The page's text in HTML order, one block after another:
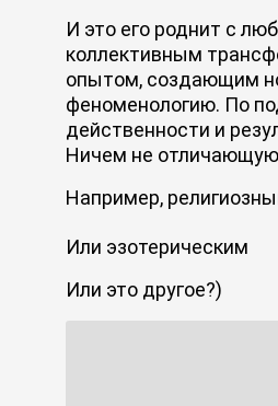
И это его роднит с
коллективным
опытом, создающим
феноменологию. По
действенности и
Ничем не
Например,
Или эзотерическим
Или это другое?)